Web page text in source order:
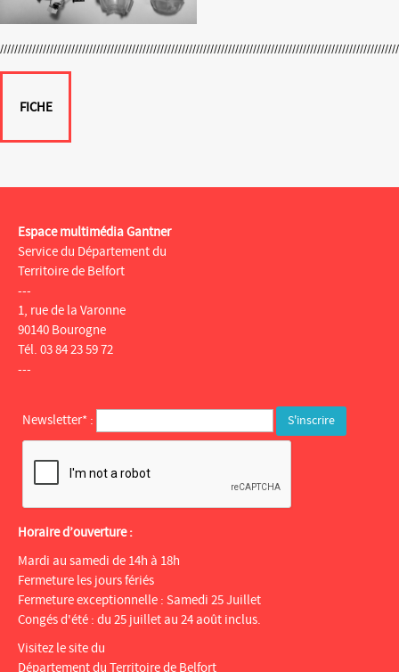
FICHE
Espace multimédia Gantner
Service du Département du
Territoire de Belfort
---
1, rue de la Varonne
90140 Bourogne
Tél. 03 84 23 59 72
---
Newsletter* :
Horaire d’ouverture :
Mardi au samedi de 14h à 18h
Fermeture les jours fériés
Fermeture exceptionnelle : Samedi 25 Juillet
Congés d'été : du 25 juillet au 24 août inclus.
Visitez le site du
Département du Territoire de Belfort